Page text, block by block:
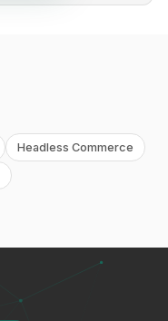
Headless Commerce